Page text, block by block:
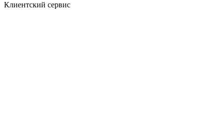
Клиентский сервис